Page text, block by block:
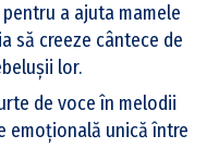
a ajuta mamele
să creeze cântece de
lor.
de voce în melodii
emoțională unică între